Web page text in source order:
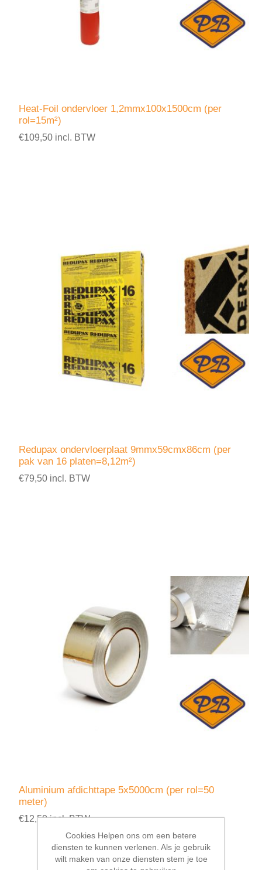
Heat-Foil ondervloer 1,2mmx100x1500cm (per
rol=15m²)
€109,50 incl. BTW
Redupax ondervloerplaat 9mmx59cmx86cm (per
pak van 16 platen=8,12m²)
€79,50 incl. BTW
Aluminium afdichttape 5x5000cm (per rol=50
meter)
€12,50 incl. BTW
Cookies Helpen ons om een betere
diensten te kunnen verlenen. Als je gebruik
wilt maken van onze diensten stem je toe